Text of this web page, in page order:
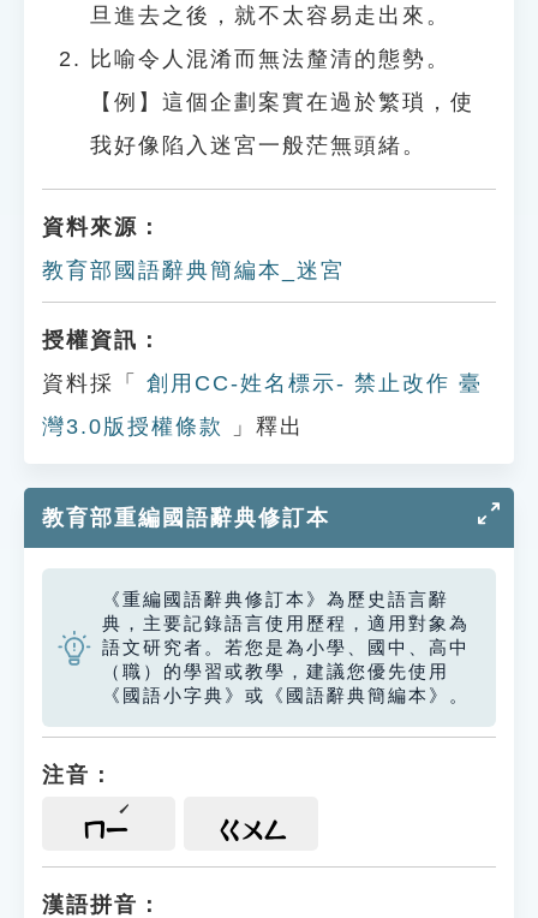
旦進去之後，就不太容易走出來。
比喻令人混淆而無法釐清的態勢。
【例】這個企劃案實在過於繁瑣，使
我好像陷入迷宮一般茫無頭緒。
資料來源：
教育部國語辭典簡編本_迷宮
授權資訊：
資料採「
創用CC-姓名標示- 禁止改作 臺
灣3.0版授權條款
」釋出
教育部重編國語辭典修訂本
《重編國語辭典修訂本》為歷史語言辭
典，主要記錄語言使用歷程，適用對象為
語文研究者。若您是為小學、國中、高中
（職）的學習或教學，建議您優先使用
《國語小字典》或《國語辭典簡編本》。
注音：
ㄇㄧ ㄍㄨㄥ
漢語拼音：